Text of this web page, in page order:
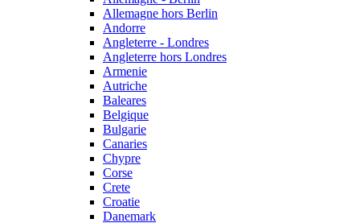
Allemagne hors Berlin
Andorre
Angleterre - Londres
Angleterre hors Londres
Armenie
Autriche
Baleares
Belgique
Bulgarie
Canaries
Chypre
Corse
Crete
Croatie
Danemark